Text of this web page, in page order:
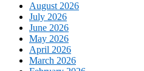
August 2026
July 2026
June 2026
May 2026
April 2026
March 2026